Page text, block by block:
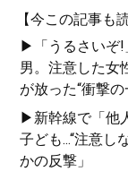
【今この記事も
▶「うるさいぞ!
男。注意した女
が放った“衝撃の
▶新幹線で「他
子ども...“注意し
かの反撃」